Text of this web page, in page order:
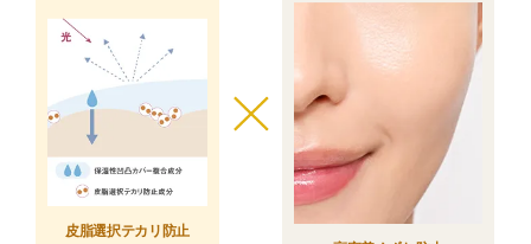
皮脂選択テカリ防止